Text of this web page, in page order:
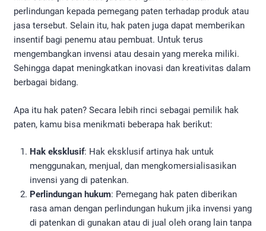
perlindungan kepada pemegang paten terhadap produk atau
jasa tersebut. Selain itu, hak paten juga dapat memberikan
insentif bagi penemu atau pembuat. Untuk terus
mengembangkan invensi atau desain yang mereka miliki.
Sehingga dapat meningkatkan inovasi dan kreativitas dalam
berbagai bidang.
Apa itu hak paten? Secara lebih rinci sebagai pemilik hak
paten, kamu bisa menikmati beberapa hak berikut:
Hak eksklusif: Hak eksklusif artinya hak untuk
menggunakan, menjual, dan mengkomersialisasikan
invensi yang di patenkan.
Perlindungan hukum: Pemegang hak paten diberikan
rasa aman dengan perlindungan hukum jika invensi yang
di patenkan di gunakan atau di jual oleh orang lain tanpa